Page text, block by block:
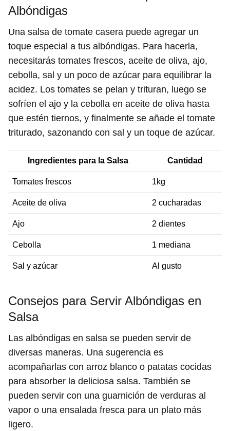
Albóndigas
Una salsa de tomate casera puede agregar un
toque especial a tus albóndigas. Para hacerla,
necesitarás tomates frescos, aceite de oliva, ajo,
cebolla, sal y un poco de azúcar para equilibrar la
acidez. Los tomates se pelan y trituran, luego se
sofríen el ajo y la cebolla en aceite de oliva hasta
que estén tiernos, y finalmente se añade el tomate
triturado, sazonando con sal y un toque de azúcar.
Ingredientes para la Salsa Cantidad
Tomates frescos 1kg
Aceite de oliva 2 cucharadas
Ajo 2 dientes
Cebolla 1 mediana
Sal y azúcar Al gusto
Consejos para Servir Albóndigas en
Salsa
Las albóndigas en salsa se pueden servir de
diversas maneras. Una sugerencia es
acompañarlas con arroz blanco o patatas cocidas
para absorber la deliciosa salsa. También se
pueden servir con una guarnición de verduras al
vapor o una ensalada fresca para un plato más
ligero.